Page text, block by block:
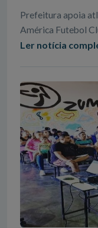
Prefeitura apoia
América Futebol
Ler notícia